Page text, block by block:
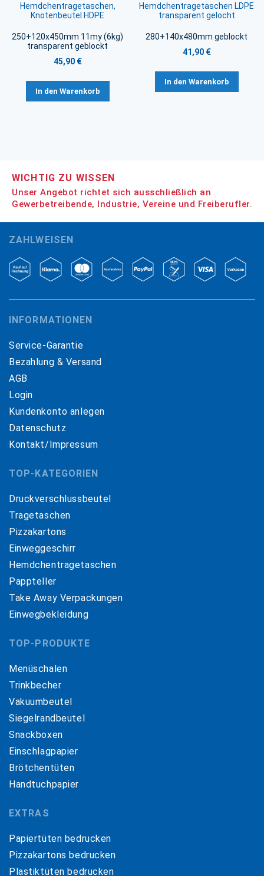
Hemdchentragetaschen,
Knotenbeutel HDPE
250+120x450mm 11my (6kg)
transparent geblockt
45,90 €
In den Warenkorb
Hemdchentragetaschen LDPE
transparent gelocht
280+140x480mm geblockt
41,90 €
In den Warenkorb
WICHTIG ZU WISSEN
Unser Angebot richtet sich ausschließlich an
Gewerbetreibende, Industrie, Vereine und Freiberufler.
ZAHLWEISEN
INFORMATIONEN
Service-Garantie
Bezahlung & Versand
AGB
Login
Kundenkonto anlegen
Datenschutz
Kontakt/Impressum
TOP-KATEGORIEN
Druckverschlussbeutel
Tragetaschen
Pizzakartons
Einweggeschirr
Hemdchentragetaschen
Pappteller
Take Away Verpackungen
Einwegbekleidung
TOP-PRODUKTE
Menüschalen
Trinkbecher
Vakuumbeutel
Siegelrandbeutel
Snackboxen
Einschlagpapier
Brötchentüten
Handtuchpapier
EXTRAS
Papiertüten bedrucken
Pizzakartons bedrucken
Plastiktüten bedrucken